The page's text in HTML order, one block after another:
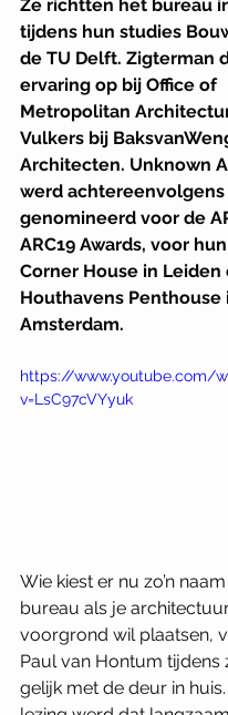
Ze richtten het bureau
tijdens hun studies
de TU Delft. Zigterman
ervaring op bij Office of
Metropolitan
Vulkers bij
Architecten. Unknown
werd achtereenvolgens
genomineerd voor de
ARC19 Awards, voor
Corner House in Leiden
Houthavens Penthouse
Amsterdam.
https://www.youtube.com/
v=LsC97cVYyuk
Wie kiest er nu zo’n
bureau als je
voorgrond wil plaatsen,
Paul van Hontum tijdens
gelijk met de deur in